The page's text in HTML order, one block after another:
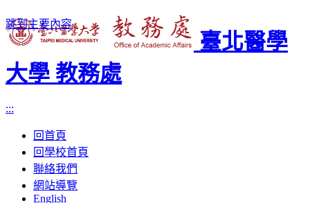
跳到主要內容
臺北醫學
大學 教務處
:::
回首頁
回學校首頁
聯絡我們
網站導覽
English